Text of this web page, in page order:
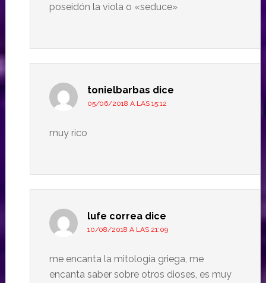
poseidón la viola o «seduce»
tonielbarbas dice
05/06/2018 A LAS 15:12
muy rico
lufe correa dice
10/08/2018 A LAS 21:09
me encanta la mitología griega, me
encanta saber sobre otros dioses, es muy